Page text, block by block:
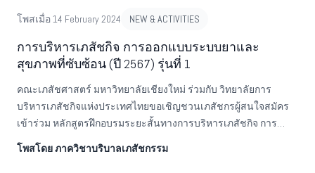
โพสเมื่อ 14 February 2024 NEW & ACTIVITIES
การบริหารเภสัชกิจ การออกแบบระบบยาและ
สุขภาพที่ซับซ้อน (ปี 2567) รุ่นที่ 1
คณะเภสัชศาสตร์ มหาวิทยาลัยเชียงใหม่ ร่วมกับ วิทยาลัยการ
บริหารเภสัชกิจแห่งประเทศไทยขอเชิญชวนเภสัชกรผู้สนใจสมัคร
เข้าร่วม หลักสูตรฝึกอบรมระยะสั้นทางการบริหารเภสัชกิจ การ
ออกแบบระบบยาและสุขภาพที่ซับซ้อน(Short Course Training
โพสโดย ภาควิชาบริบาลเภสัชกรรม